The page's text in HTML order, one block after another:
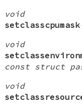
void
setclasscpumask
void
const struct
void